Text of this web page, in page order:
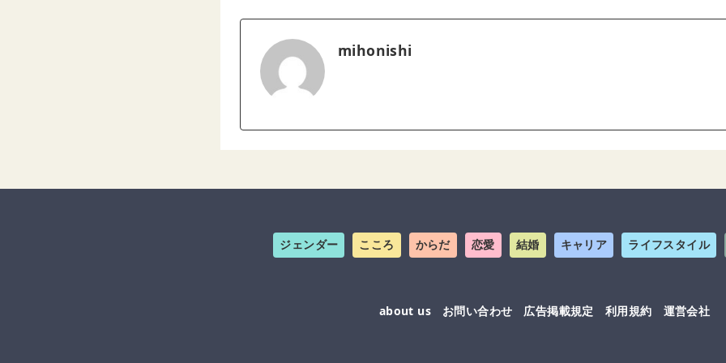
mihonishi
ジェンダー こころ からだ 恋愛 結婚 キャリア ライフスタイル
about us お問い合わせ 広告掲載規定 利用規約 運営会社